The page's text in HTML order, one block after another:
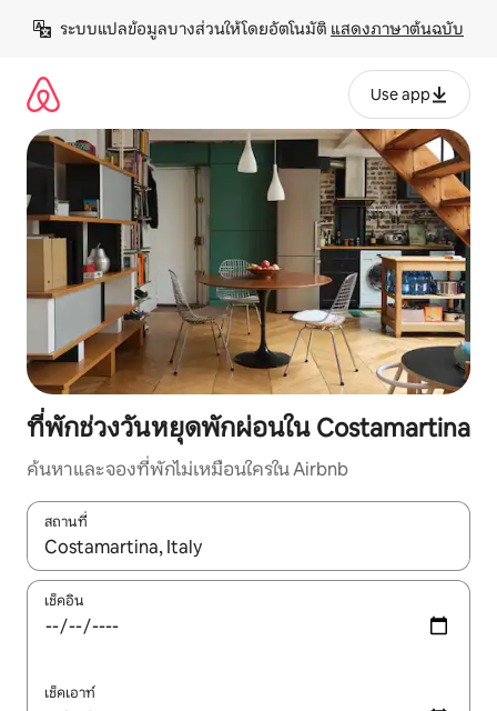
เนื้อหา
ระบบแปลข้อมูลบางส่วนให้โดยอัตโนมัติ แสดงภาษาต้นฉบับ
Use app
ที่พักช่วงวันหยุดพักผ่อนใน Costamartina
ค้นหาและจองที่พักไม่เหมือนใครใน Airbnb
สถานที่
ใช้ลูกศรขึ้นลง หรือใช้การสัมผัสหรือปัด เพื่อสำรวจผลการค้นหา
เช็คอิน
เช็คเอาท์